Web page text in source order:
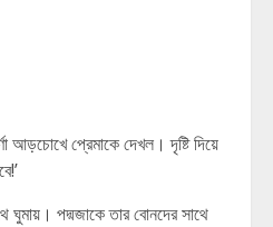
আড়চোখে প্রেমাকে দেখল। দৃষ্টি দিয়ে
পদ্মজাকে তার বোনদের সাথে